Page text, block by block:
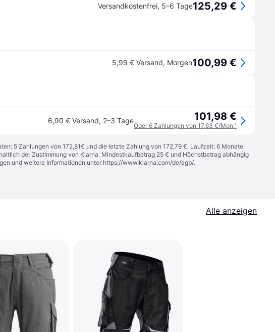
Versandkostenfrei, 5–6 Tage125,29 €
5,99 € Versand, Morgen100,99 €
6,90 € Versand, 2–3 Tage 101,98 €
Oder 6 Zahlungen von 17,63 €/Mon.¹
5 Zahlungen von 172,81€ und die letzte Zahlung von 172,79 €. Laufzeit: 6 Monate.
der Zustimmung von Klarna. Mindestkaufbetrag 25 € und Höchstbetrag abhängig
und weitere Informationen unter https://www.klarna.com/de/agb/.
Alle anzeigen